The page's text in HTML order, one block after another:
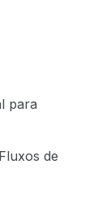
para
de